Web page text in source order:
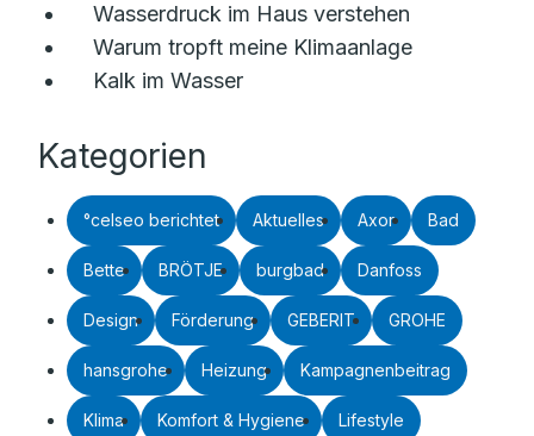
Wasserdruck im Haus verstehen
Warum tropft meine Klimaanlage
Kalk im Wasser
Kategorien
°celseo berichtet Aktuelles Axor Bad
Bette BRÖTJE burgbad Danfoss
Design Förderung GEBERIT GROHE
hansgrohe Heizung Kampagnenbeitrag
Klima Komfort & Hygiene Lifestyle